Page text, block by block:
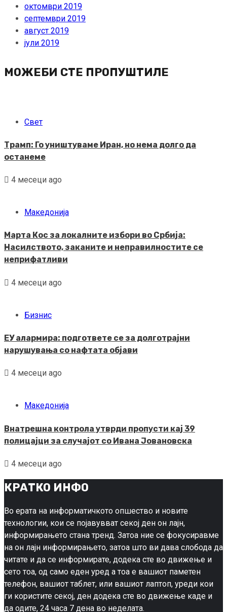
октомври 2019
септември 2019
август 2019
јули 2019
МОЖЕБИ СТЕ ПРОПУШТИЛЕ
Свет
Трамп: Го уништуваме Иран, но нема долго да
останеме
4 месеци ago
Македонија
Марта Кос за локалните избори во Србија:
Насилството, заканите и неправилностите се
неприфатливи
4 месеци ago
Бизнис
ЕУ алармира: подгответе се за долготрајни
нарушувања со нафтата објави
4 месеци ago
Македонија
Внатрешна контрола утврди пропусти кај 39
полицајци за случајот со Ивана Јовановска
4 месеци ago
КРАТКО ИНФО
Во ерата на информатичкото опшество и новите
технологии, кои се појавувват секој ден он лајн,
информирањето стана тренд. Затоа ние се фокусиравме
на он лајн информирањето, затоа што ви дава слобода да
читате и да се информирате, додека сте во движење и
сето тоа, од само еден уред а тоа е вашиот паметен
телефон, вашиот таблет, или вашиот лаптоп, уреди кои
ги користите секој, ден додека сте во движење каде и
да одите, 24 часа 7 дена во неделата.